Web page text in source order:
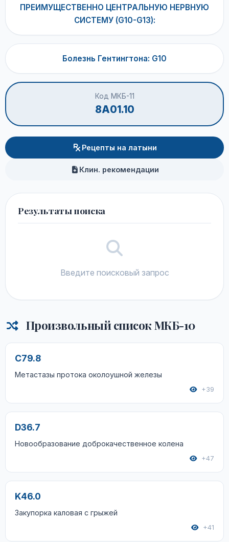
ПРЕИМУЩЕСТВЕННО ЦЕНТРАЛЬНУЮ НЕРВНУЮ
СИСТЕМУ (G10-G13):
Болезнь Гентингтона: G10
Код МКБ-11
8A01.10
Рецепты на латыни
Клин. рекомендации
Результаты поиска
Введите поисковый запрос
Произвольный список МКБ-10
C79.8
Метастазы протока околоушной железы
+39
D36.7
Новообразование доброкачественное колена
+47
K46.0
Закупорка каловая с грыжей
+41